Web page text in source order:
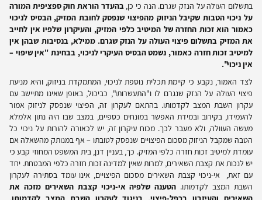
בתשלום העולה על הנזק שגרם. הנה כי כן,בהעדר הוראת חוק ספציפית המורה
על ניכוי הטבות שקיבל הניזוק מהפיצוי שנפסק לחובת המזיק, הבסיס לניכוי
כאמור הוא זכות החזרה של המיטיב כלפי המזיק, והעיקרון שלפיו אין לחייב
את המזיק בתשלום פיצוי העולה על הנזק שגרם. ממילא, בנסיבות שבהן אין
למיטיב זכות חזרה כאמור, נשמט הבסיס העיקרי לניכוי, בבחינת "אין שיפוי –
אין ניכוי".
לצד האמור, נקבע כי קיימת תכלית נוספת לניכוי, המתמקדת בניזוק, והיא מניעת
פיצוי העולה על הנזק שנגרם לו ו"התעשרותו", כביכול, באופן שאינו מתיישב עם
עקרון השבת המצב לקדמותו. בהתאם לעקרון זה, הפיצוי שנפסק לניזוק אמור
להעמידו, בקירוב ובמידת האפשר במונחים כספיים, במצב שבו היה נתון אלמלא
מעשה העוולה, ולא מעבר לכך. מכוח עיקרון זה, יש לכאורה להורות על ניכוי כל
הטבה שמקבל הניזוק מסכום הפיצויים שנפסק לטובתו – אף במנותק מהשאלה אם
עומדת למיטיב זכות חזרה כלפי המזיק. כך, בעניין דנן, בית המשפט המחוזי קבע כי
יש לנכות את קצבת השאירים, למרות שאין למדינה זכות חזרה כלפי המבטחת. יחד
עם זאת, אי-ניכוי קצבת השאירים מסכום הפיצויים, אינו עומד בסתירה לעקרון
השבת המצב לקדמותו. הטענה שלפיה אי-ניכוי קצבת השאירים מזכה את